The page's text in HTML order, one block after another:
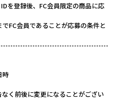
を登録後、FC会員限定の商品に応
FC会員であることが応募の条件と
時
く前後に変更になることがござい